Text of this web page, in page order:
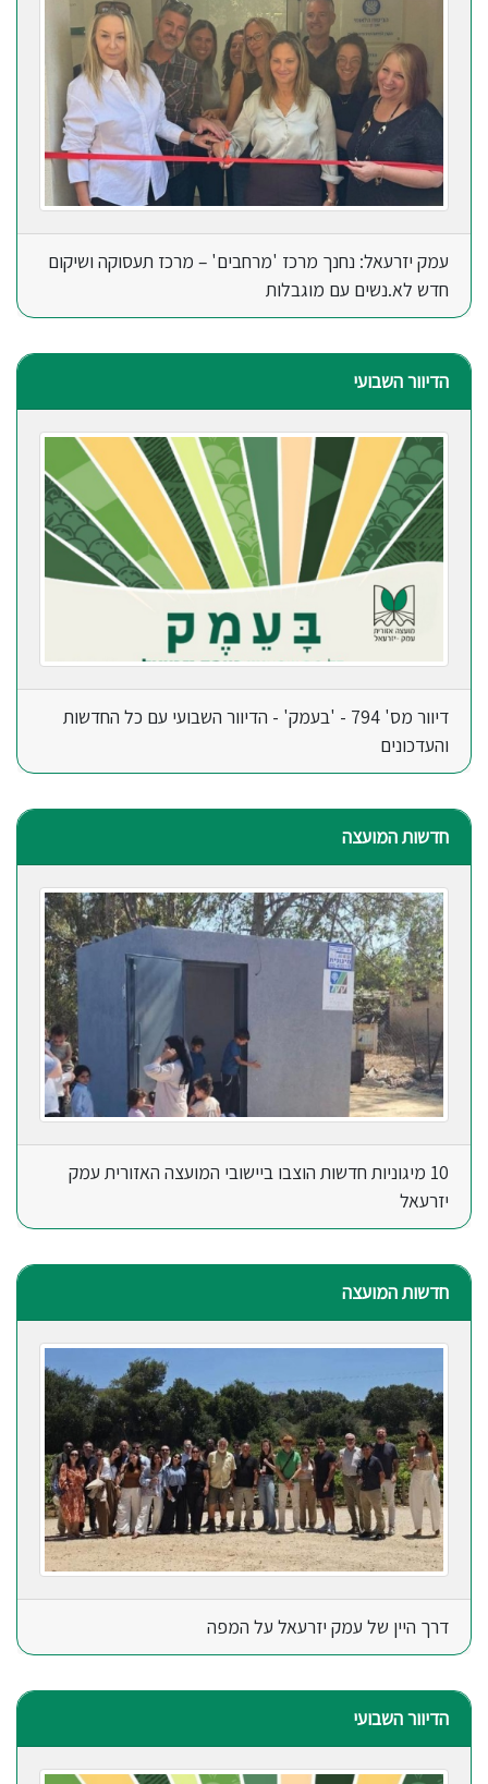
עמק יזרעאל: נחנך מרכז 'מרחבים' – מרכז תעסוקה ושיקום
חדש לא.נשים עם מוגבלות
הדיוור השבועי
דיוור מס' 794 - 'בעמק' - הדיוור השבועי עם כל החדשות
והעדכונים
חדשות המועצה
10 מיגוניות חדשות הוצבו ביישובי המועצה האזורית עמק
יזרעאל
חדשות המועצה
דרך היין של עמק יזרעאל על המפה
הדיוור השבועי